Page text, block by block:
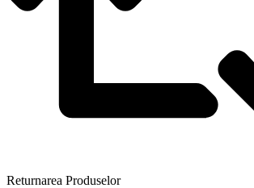
Returnarea Produselor